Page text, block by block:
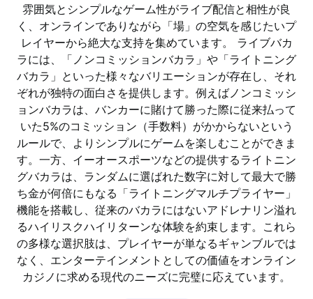
雰囲気とシンプルなゲーム性がライブ配信と相性が良
く、オンラインでありながら「場」の空気を感じたいプ
レイヤーから絶大な支持を集めています。 ライブバカ
ラには、「ノンコミッションバカラ」や「ライトニング
バカラ」といった様々なバリエーションが存在し、それ
ぞれが独特の面白さを提供します。例えばノンコミッシ
ョンバカラは、バンカーに賭けて勝った際に従来払って
いた5%のコミッション（手数料）がかからないという
ルールで、よりシンプルにゲームを楽しむことができま
す。一方、イーオースポーツなどの提供するライトニン
グバカラは、ランダムに選ばれた数字に対して最大で勝
ち金が何倍にもなる「ライトニングマルチプライヤー」
機能を搭載し、従来のバカラにはないアドレナリン溢れ
るハイリスクハイリターンな体験を約束します。これら
の多様な選択肢は、プレイヤーが単なるギャンブルでは
なく、エンターテインメントとしての価値をオンライン
カジノに求める現代のニーズに完璧に応えています。